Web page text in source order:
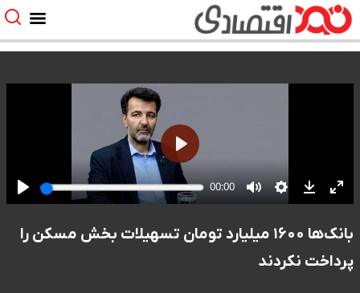
بانک‌ها ۱۶۰۰ میلیارد تومان تسهیلات بخش مسکن را
پرداخت نکردند